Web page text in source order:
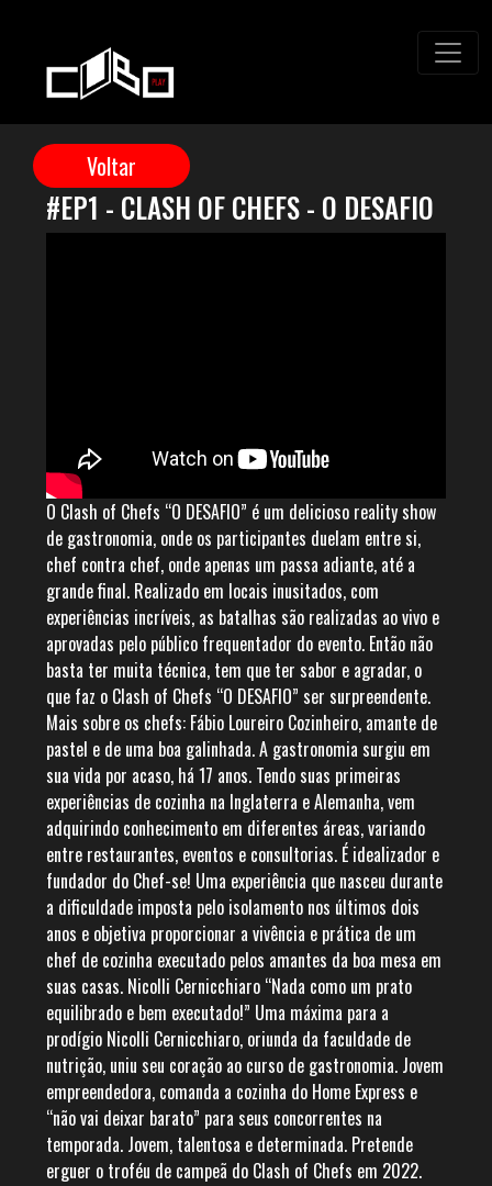
#EP1 - CLASH OF CHEFS - O DESAFIO
O Clash of Chefs “O DESAFIO” é um delicioso reality show
de gastronomia, onde os participantes duelam entre si,
chef contra chef, onde apenas um passa adiante, até a
grande final. Realizado em locais inusitados, com
experiências incríveis, as batalhas são realizadas ao vivo e
aprovadas pelo público frequentador do evento. Então não
basta ter muita técnica, tem que ter sabor e agradar, o
que faz o Clash of Chefs “O DESAFIO” ser surpreendente.
Mais sobre os chefs: Fábio Loureiro Cozinheiro, amante de
pastel e de uma boa galinhada. A gastronomia surgiu em
sua vida por acaso, há 17 anos. Tendo suas primeiras
experiências de cozinha na Inglaterra e Alemanha, vem
adquirindo conhecimento em diferentes áreas, variando
entre restaurantes, eventos e consultorias. É idealizador e
fundador do Chef-se! Uma experiência que nasceu durante
a dificuldade imposta pelo isolamento nos últimos dois
anos e objetiva proporcionar a vivência e prática de um
chef de cozinha executado pelos amantes da boa mesa em
suas casas. Nicolli Cernicchiaro “Nada como um prato
equilibrado e bem executado!” Uma máxima para a
prodígio Nicolli Cernicchiaro, oriunda da faculdade de
nutrição, uniu seu coração ao curso de gastronomia. Jovem
empreendedora, comanda a cozinha do Home Express e
“não vai deixar barato” para seus concorrentes na
temporada. Jovem, talentosa e determinada. Pretende
erguer o troféu de campeã do Clash of Chefs em 2022.